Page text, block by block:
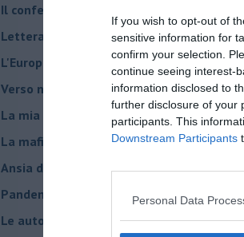
If you wish to opt-out of
sensitive information for
confirm your selection.
continue seeing interest-
information disclosed to
further disclosure of your
participants. This
Downstream Participants
Personal Data
Il confederalismo è un nodo che viene al
Lettera al Presidente Draghi
L'Europa non regge il confronto con USA,
Verso nuovi modelli economici
​La mia generazione... Quella dell'alluvione
​La mafia sanitaria ai tempi del covid
Ansia da Covid
Pandemia e modello neoliberista
Le auto diesel non son da demonizzare